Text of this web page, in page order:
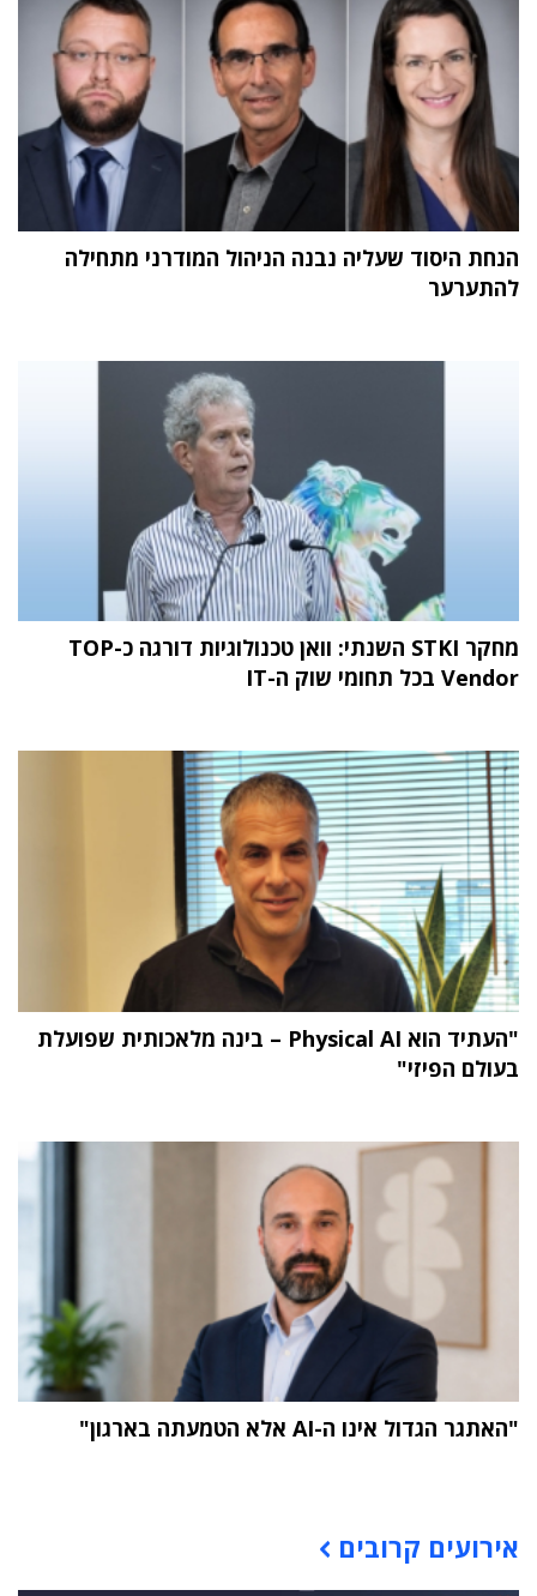
הנחת היסוד שעליה נבנה הניהול המודרני מתחילה
להתערער
מחקר STKI השנתי: וואן טכנולוגיות דורגה כ-TOP
Vendor בכל תחומי שוק ה-IT
"העתיד הוא Physical AI – בינה מלאכותית שפועלת
בעולם הפיזי"
"האתגר הגדול אינו ה-AI אלא הטמעתה בארגון"
אירועים קרובים